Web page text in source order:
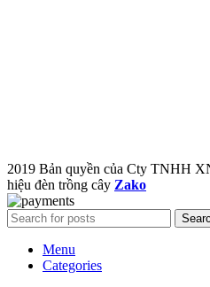
2019 Bản quyền của Cty TNHH
hiệu đèn trồng cây Zako
Menu
Categories